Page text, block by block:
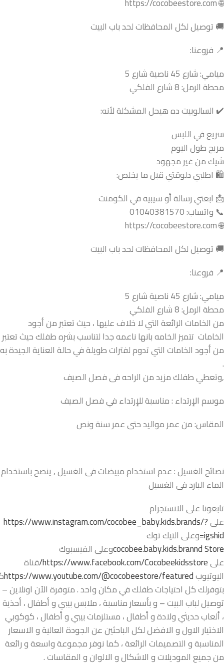
🚚 توصيل لكل المحافظات لحد باب البيت
📍 فروعنا:
ميامي: شارع 45 ناصية شارع 5
محطة الرمل: 8 شارع الفلكي
✔️ السالوبيت ده هيحل المشكلة لأنه:
سريع في اللبس
مريح طول اليوم
شيك من غير مجهود
🛍️ اطلبي دلوقتي قبل ما يخلص:
📩 ابعتي رسالة أو سيبيه في الكومنت
📞 واتساب: 01040381570
🌐 https://cocobeestore.com
🚚 توصيل لكل المحافظات لحد باب البيت
📍 فروعنا:
ميامي: شارع 45 ناصية شارع 5
محطة الرمل: 8 شارع الفلكي
من الخامات الرائعة التي لا خلاف عليها ، حيث تعتبر من أجود
الخامات تتميز الخامه بانها ناعمه جدا لتناسب بشره طفلك حيث تعتبر
من أجود الخامات التي تدوم لفترات طويلة في حالة العناية الجيدة به
.
,وتعطي طفلك مزيد من الراحه فى فصل الصيف
موسم الإرتداء : مناسبة للإرتداء في فصل الصيف
المقاس: من عمر مواليد حتى عمر سنة ونص
نصائح الغسيل : عدم استخدام مبيضات فى الغسيل , ينصح باستخدام
الماء البارد فى الغسيل
تابعونا على الانستجرام
علىhttps://www.instagram.com/cocobee_baby.kids.brands/?
igshid= وعلى التيك توك
cocobee.baby.kids.brannd Storeوعلى الفيسبوك
علىhttps://www.facebook.com/Cocobeekidsstore/ قناة
اليوتيوبhttps://www.youtube.com/@cocobeestore/featured
بتوفرلك كل احتياجات طفلك في مكان واحد . متوفرة الآن اونلاين –
توصيل لباب البيت – و بأسعار مناسبة ، ملابس بيبي و أطفال ، أحذية
، ألعاب حديثي ولادة و أطفال ، مستلزمات بيبي و أطفال ، كوكوبي
الاختيار الاول و الافضل لكل الباحثين عن الجودة العالية و الاسعار
المناسبة و التصميمات الرائعة ، كما نوفر مجموعة واسعة و رائعة
من جميع الموديلات و الاشكال و الالوان و المقاسات .